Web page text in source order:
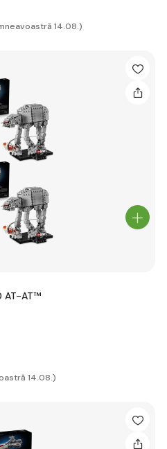
14.08.)
AT-AT™
14.08.)